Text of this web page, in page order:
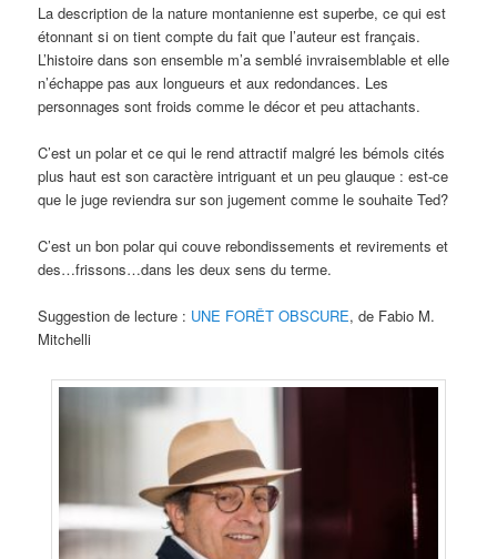
La description de la nature montanienne est superbe, ce qui est
étonnant si on tient compte du fait que l’auteur est français.
L’histoire dans son ensemble m’a semblé invraisemblable et elle
n’échappe pas aux longueurs et aux redondances. Les
personnages sont froids comme le décor et peu attachants.
C’est un polar et ce qui le rend attractif malgré les bémols cités
plus haut est son caractère intriguant et un peu glauque : est-ce
que le juge reviendra sur son jugement comme le souhaite Ted?
C’est un bon polar qui couve rebondissements et revirements et
des…frissons…dans les deux sens du terme.
Suggestion de lecture : UNE FORÊT OBSCURE, de Fabio M.
Mitchelli